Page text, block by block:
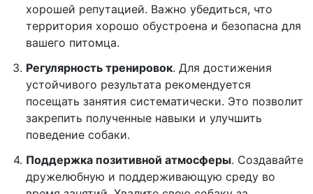
хорошей репутацией. Важно убедиться, что
территория хорошо обустроена и безопасна для
вашего питомца.
Регулярность тренировок. Для достижения
устойчивого результата рекомендуется
посещать занятия систематически. Это позволит
закрепить полученные навыки и улучшить
поведение собаки.
Поддержка позитивной атмосферы. Создавайте
дружелюбную и поддерживающую среду во